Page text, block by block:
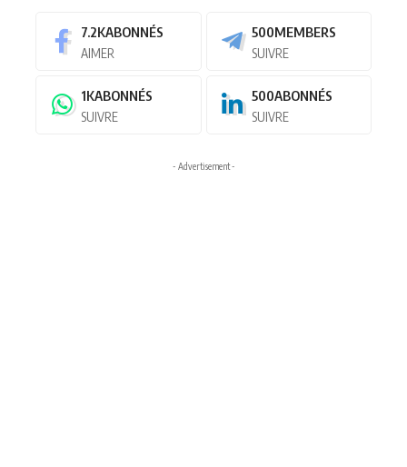
7.2KABONNÉS
AIMER
500MEMBERS
SUIVRE
1KABONNÉS
SUIVRE
500ABONNÉS
SUIVRE
- Advertisement -